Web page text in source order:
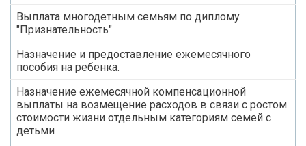
Выплата многодетным семьям по диплому
"Признательность"
Назначение и предоставление ежемесячного
пособия на ребенка.
Назначение ежемесячной компенсационной
выплаты на возмещение расходов в связи с ростом
стоимости жизни отдельным категориям семей с
детьми